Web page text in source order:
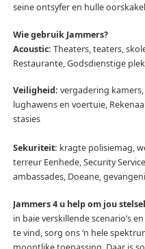
seine ontsyfer en hulle
Wie gebruik Jammers?
Acoustic: Theaters, teaters,
Restaurante, Godsdienstige
Veiligheid: vergadering
lughawens en voertuie,
stasies
Sekuriteit: kragte polisiemag,
terreur Eenhede, Security
ambassades, Doeane,
Jammers 4 u help om jou
in baie verskillende scenario’s
te vind, sorg ons ‘n hele